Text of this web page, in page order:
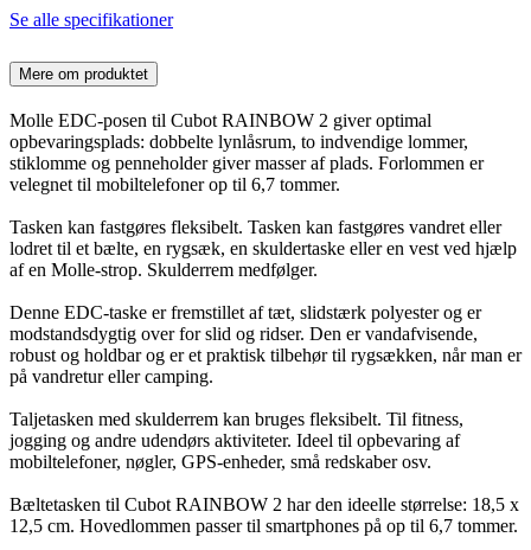
Se alle specifikationer
Mere om produktet
Molle EDC-posen til Cubot RAINBOW 2 giver optimal
opbevaringsplads: dobbelte lynlåsrum, to indvendige lommer,
stiklomme og penneholder giver masser af plads. Forlommen er
velegnet til mobiltelefoner op til 6,7 tommer.
Tasken kan fastgøres fleksibelt. Tasken kan fastgøres vandret eller
lodret til et bælte, en rygsæk, en skuldertaske eller en vest ved hjælp
af en Molle-strop. Skulderrem medfølger.
Denne EDC-taske er fremstillet af tæt, slidstærk polyester og er
modstandsdygtig over for slid og ridser. Den er vandafvisende,
robust og holdbar og er et praktisk tilbehør til rygsækken, når man er
på vandretur eller camping.
Taljetasken med skulderrem kan bruges fleksibelt. Til fitness,
jogging og andre udendørs aktiviteter. Ideel til opbevaring af
mobiltelefoner, nøgler, GPS-enheder, små redskaber osv.
Bæltetasken til Cubot RAINBOW 2 har den ideelle størrelse: 18,5 x
12,5 cm. Hovedlommen passer til smartphones på op til 6,7 tommer.